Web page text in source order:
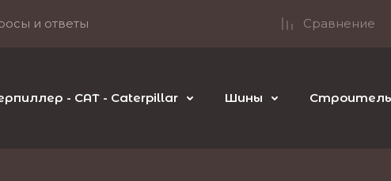
и ответы Сравнение
- CAT - Caterpillar Шины